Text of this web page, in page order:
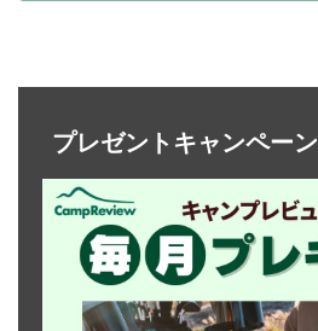
プレゼントキャンペーン